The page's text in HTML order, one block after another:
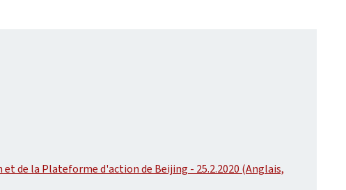
de la Plateforme d'action de Beijing - 25.2.2020 (Anglais,